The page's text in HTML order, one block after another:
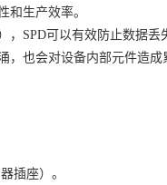
和生产效率。
， SPD可以有效防止数据丢
，也会对设备内部元件造成
插座）。